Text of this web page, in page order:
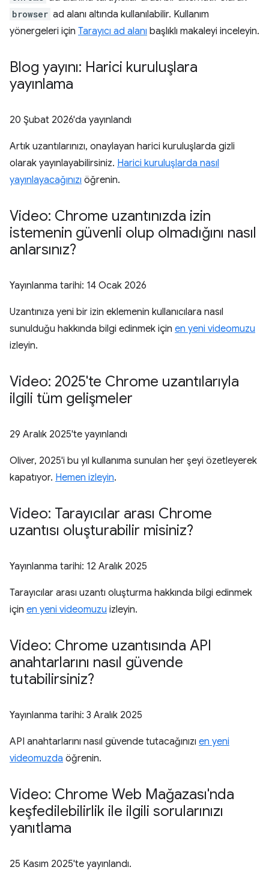
browser ad alanı altında kullanılabilir. Kullanım
yönergeleri için Tarayıcı ad alanı başlıklı makaleyi inceleyin.
Blog yayını: Harici kuruluşlara
yayınlama
20 Şubat 2026'da yayınlandı
Artık uzantılarınızı, onaylayan harici kuruluşlarda gizli
olarak yayınlayabilirsiniz. Harici kuruluşlarda nasıl
yayınlayacağınızı öğrenin.
Video: Chrome uzantınızda izin
istemenin güvenli olup olmadığını nasıl
anlarsınız?
Yayınlanma tarihi: 14 Ocak 2026
Uzantınıza yeni bir izin eklemenin kullanıcılara nasıl
sunulduğu hakkında bilgi edinmek için en yeni videomuzu
izleyin.
Video: 2025'te Chrome uzantılarıyla
ilgili tüm gelişmeler
29 Aralık 2025'te yayınlandı
Oliver, 2025'i bu yıl kullanıma sunulan her şeyi özetleyerek
kapatıyor. Hemen izleyin.
Video: Tarayıcılar arası Chrome
uzantısı oluşturabilir misiniz?
Yayınlanma tarihi: 12 Aralık 2025
Tarayıcılar arası uzantı oluşturma hakkında bilgi edinmek
için en yeni videomuzu izleyin.
Video: Chrome uzantısında API
anahtarlarını nasıl güvende
tutabilirsiniz?
Yayınlanma tarihi: 3 Aralık 2025
API anahtarlarını nasıl güvende tutacağınızı en yeni
videomuzda öğrenin.
Video: Chrome Web Mağazası'nda
keşfedilebilirlik ile ilgili sorularınızı
yanıtlama
25 Kasım 2025'te yayınlandı.